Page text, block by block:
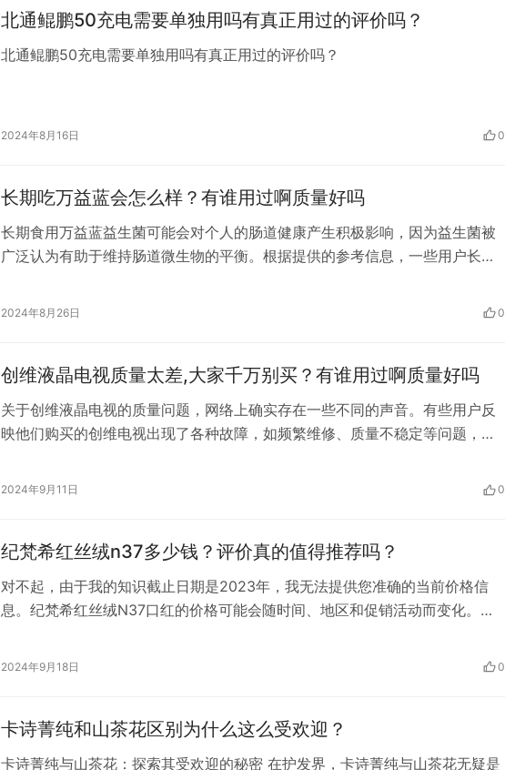
北通鲲鹏50充电需要单独用吗有真正用过的评价吗？
北通鲲鹏50充电需要单独用吗有真正用过的评价吗？
2024年8月16日 0
长期吃万益蓝会怎么样？有谁用过啊质量好吗
长期食用万益蓝益生菌可能会对个人的肠道健康产生积极影响，因为益生菌被
广泛认为有助于维持肠道微生物的平衡。根据提供的参考信息，一些用户长期
而，每个人的体质和肠道状况不同，因此长期食用万益蓝益生菌的效果也会有
2024年8月26日 0
创维液晶电视质量太差,大家千万别买？有谁用过啊质量好吗
关于创维液晶电视的质量问题，网络上确实存在一些不同的声音。有些用户反
映他们购买的创维电视出现了各种故障，如频繁维修、质量不稳定等问题，这
的性能和售后服务表示满意。 在考虑购买任何电子产品时，建议潜在买家进行
2024年9月11日 0
纪梵希红丝绒n37多少钱？评价真的值得推荐吗？
对不起，由于我的知识截止日期是2023年，我无法提供您准确的当前价格信
息。纪梵希红丝绒N37口红的价格可能会随时间、地区和促销活动而变化。为
者大型电商平台如京东、天猫等，这些渠道会提供最新的价格信息。在中国地
2024年9月18日 0
卡诗菁纯和山茶花区别为什么这么受欢迎？
卡诗菁纯与山茶花：探索其受欢迎的秘密 在护发界，卡诗菁纯与山茶花无疑是